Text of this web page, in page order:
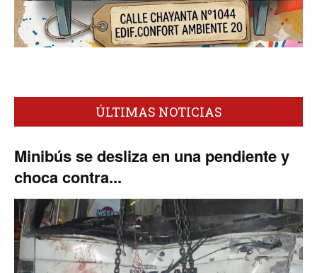
ÚLTIMAS NOTICIAS
Minibús se desliza en una pendiente y
choca contra...